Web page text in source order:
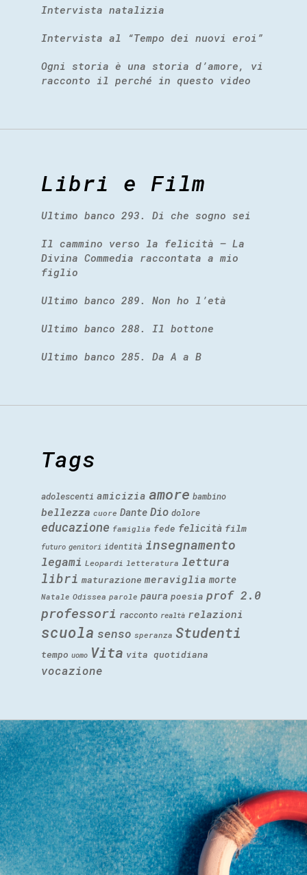
Intervista natalizia
Intervista al “Tempo dei nuovi eroi”
Ogni storia è una storia d’amore, vi
racconto il perché in questo video
Libri e Film
Ultimo banco 293. Di che sogno sei
Il cammino verso la felicità – La
Divina Commedia raccontata a mio
figlio
Ultimo banco 289. Non ho l’età
Ultimo banco 288. Il bottone
Ultimo banco 285. Da A a B
Tags
adolescenti amicizia amore bambino
bellezza cuore Dante Dio dolore
educazione famiglia fede felicità film
futuro genitori identità insegnamento
legami Leopardi letteratura lettura
libri maturazione meraviglia morte
Natale Odissea parole paura poesia prof 2.0
professori racconto realtà relazioni
scuola senso speranza Studenti
tempo uomo Vita vita quotidiana
vocazione